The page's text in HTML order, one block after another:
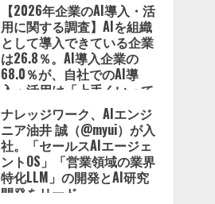
【2026年企業のAI導入・活
用に関する調査】AIを組織
として導入できている企業
は26.8％。AI導入企業の
68.0％が、自社でのAI導
入・活用は「上手くいって
いる」と回答
2026/08/07/13:53:50
ナレッジワーク、AIエンジ
ニア油井 誠（@myui）が入
社。「セールスAIエージェ
ントOS」「営業領域の業界
特化LLM」の開発とAI研究
開発をリード